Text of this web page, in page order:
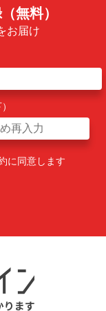
無料）
お届け
に同意します